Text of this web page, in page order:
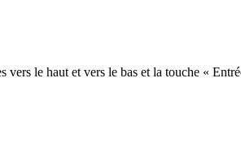
le haut et vers le bas et la touche «